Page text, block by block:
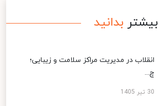
بیشتر بدانید
انقلاب در مدیریت مراکز سلامت و زیبایی؛
چ...
30 تیر 1405